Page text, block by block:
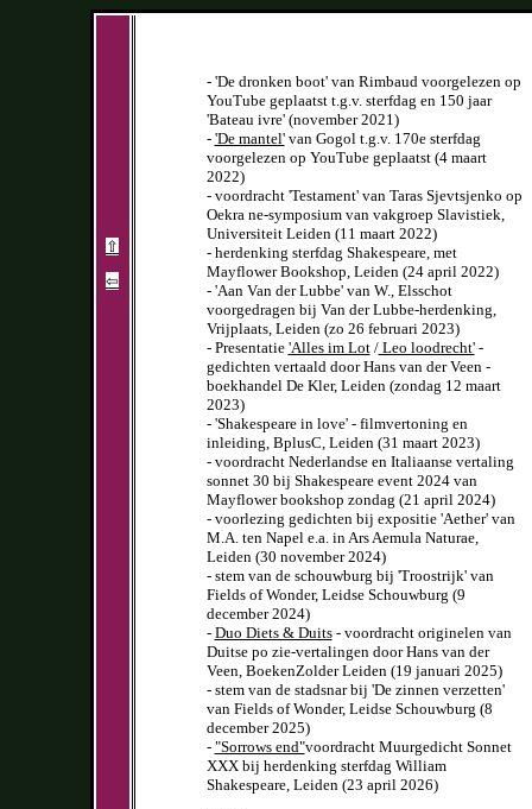
⇧
⇦
- 'De dronken boot' van Rimbaud voorgelezen op
YouTube geplaatst t.g.v. sterfdag en 150 jaar
'Bateau ivre' (november 2021)
- 'De mantel'van Gogol t.g.v. 170e sterfdag
voorgelezen op YouTube geplaatst (4 maart
2022)
- voordracht 'Testament' van Taras Sjevtsjenko op
Oekra ne-symposium van vakgroep Slavistiek,
Universiteit Leiden (11 maart 2022)
- herdenking sterfdag Shakespeare, met
Mayflower Bookshop, Leiden (24 april 2022)
- 'Aan Van der Lubbe' van W., Elsschot
voorgedragen bij Van der Lubbe-herdenking,
Vrijplaats, Leiden (zo 26 februari 2023)
- Presentatie 'Alles im Lot/Leo loodrecht'-
gedichten vertaald door Hans van der Veen -
boekhandel De Kler, Leiden (zondag 12 maart
2023)
- 'Shakespeare in love' - filmvertoning en
inleiding, BplusC, Leiden (31 maart 2023)
- voordracht Nederlandse en Italiaanse vertaling
sonnet 30 bij Shakespeare event 2024 van
Mayflower bookshop zondag (21 april 2024)
- voorlezing gedichten bij expositie 'Aether' van
M.A. ten Napel e.a. in Ars Aemula Naturae,
Leiden (30 november 2024)
- stem van de schouwburg bij 'Troostrijk' van
Fields of Wonder, Leidse Schouwburg (9
december 2024)
- Duo Diets & Duits- voordracht originelen van
Duitse po zie-vertalingen door Hans van der
Veen, BoekenZolder Leiden (19 januari 2025)
- stem van de stadsnar bij 'De zinnen verzetten'
van Fields of Wonder, Leidse Schouwburg (8
december 2025)
- "Sorrows end"voordracht Muurgedicht Sonnet
XXX bij herdenking sterfdag William
Shakespeare, Leiden (23 april 2026)